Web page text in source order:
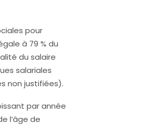
pour
à 79 % du
du salaire
salariales
non justifiées).
par année
l’âge de